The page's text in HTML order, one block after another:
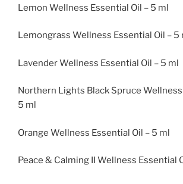
Lemon Wellness Essential Oil – 5 ml
Lemongrass Wellness Essential Oil – 5
Lavender Wellness Essential Oil – 5 ml
Northern Lights Black Spruce
5 ml
Orange Wellness Essential Oil – 5 ml
Peace & Calming II Wellness Essential